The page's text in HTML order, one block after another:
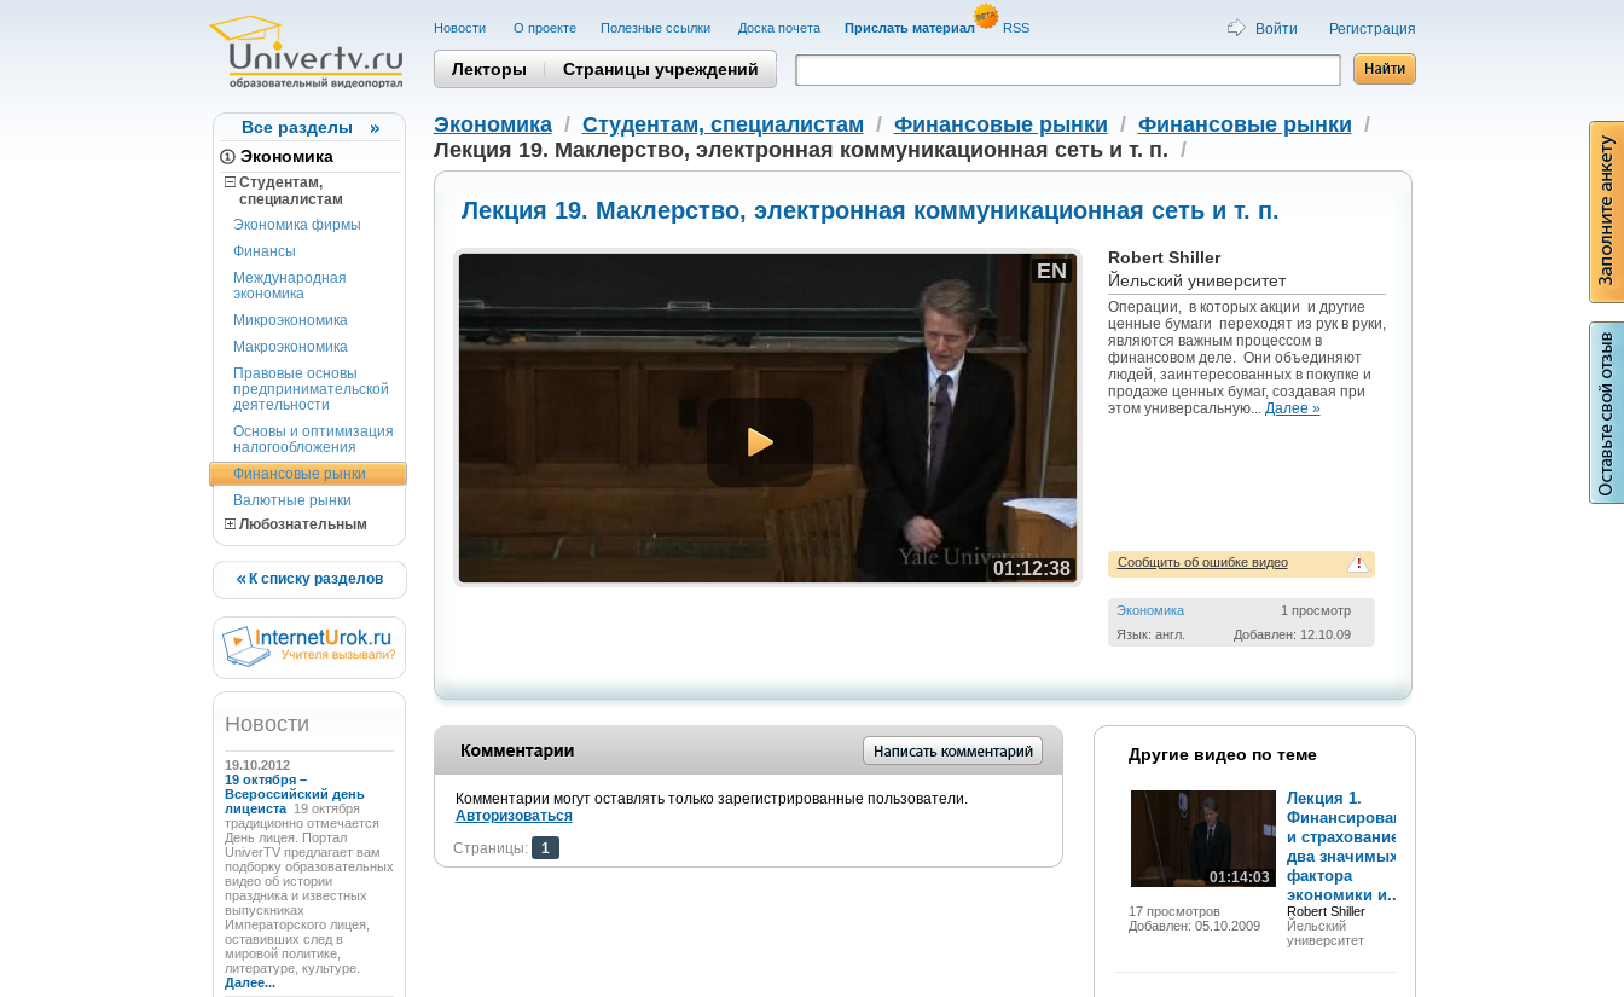
Все разделы
Экономика
Студентам,
cпециалистам
Экономика фирмы
Финансы
Международная
экономика
Микроэкономика
Макроэкономика
Правовые основы
предпринимательской
деятельности
Основы и оптимизация
налогообложения
Финансовые рынки
Валютные рынки
Любознательным
К списку разделов
Новости
19.10.2012
19 октября –
Всероссийский день
лицеиста 19 октября
традиционно отмечается
День лицея. Портал
UniverTV предлагает вам
подборку образовательных
видео об истории
праздника и известных
выпускниках
Императорского лицея,
оставивших след в
мировой политике,
литературе, культуре.
Далее...
Новости О проекте Полезные cсылки Доска почета Прислать материал RSS Войти Регистрация
Лекторы Страницы учреждений
Экономика/ Студентам, cпециалистам / Финансовые рынки / Финансовые рынки /
Лекция 19. Маклерство, электронная коммуникационная сеть и т. п. /
Лекция 19. Маклерство, электронная коммуникационная сеть и т. п.
EN
01:12:38
Robert Shiller
Йельский университет
Операции, в которых акции и другие
ценные бумаги переходят из рук в руки,
являются важным процессом в
финансовом деле. Они объединяют
людей, заинтересованных в покупке и
продаже ценных бумаг, создавая при
этом универсальную... Далее »
!
Сообщить об ошибке видео
Экономика
1 просмотр
Язык: англ.
Добавлен: 12.10.09
Комментарии могут оставлять только зарегистрированные пользователи.
Авторизоваться
Страницы:
1
Другие видео по теме
01:14:03
17 просмотров
Добавлен: 05.10.2009
Лекция 1.
Финансирование
и страхование -
два значимых
фактора
экономики и...
Robert Shiller
Йельский
университет